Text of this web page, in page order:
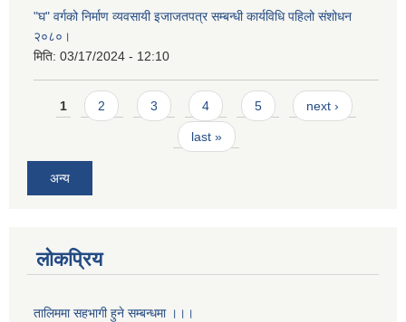
"घ" वर्गको निर्माण व्यवसायी इजाजतपत्र सम्बन्धी कार्यविधि पहिलो संशोधन
२०८०।
मिति: 03/17/2024 - 12:10
Pages
1 2 3 4 5 next ›
last »
अन्य
लोकप्रिय
तालिममा सहभागी हुने सम्बन्धमा ।।।